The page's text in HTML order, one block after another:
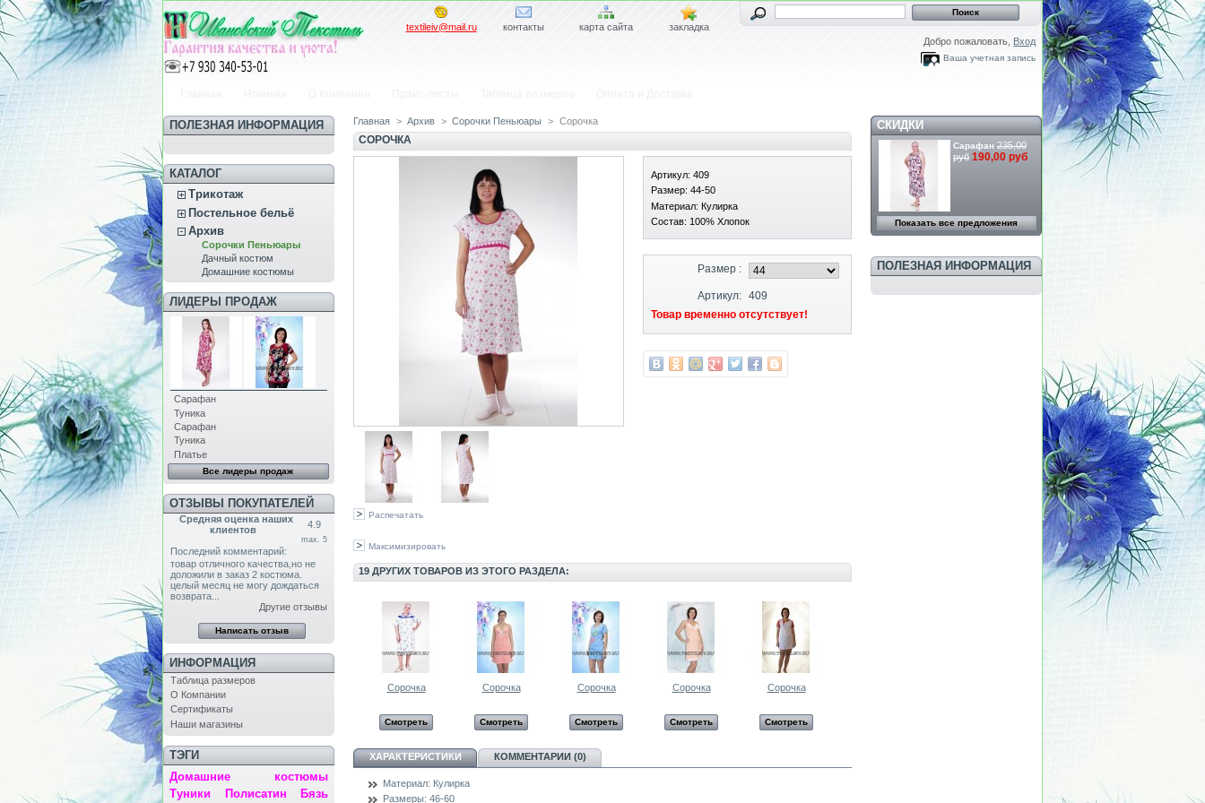
textileiv@mail.ru контакты карта сайта
закладка
Добро пожаловать,Вход
Ваша учетная запись
ПОЛЕЗНАЯ ИНФОРМАЦИЯ
КАТАЛОГ
Трикотаж
Постельное бельё
Архив
Сорочки Пеньюары
Дачный костюм
Домашние костюмы
ЛИДЕРЫ ПРОДАЖ
Сарафан
Туника
Сарафан
Туника
Платье
Все лидеры продаж
ОТЗЫВЫ ПОКУПАТЕЛЕЙ
Средняя оценка наших
клиентов
4.9
max. 5
Последний комментарий:
товар отличного качества,но не
доложили в заказ 2 костюма.
целый месяц не могу дождаться
возврата...
Другие отзывы
ИНФОРМАЦИЯ
Таблица размеров
О Компании
Сертификаты
Наши магазины
ТЭГИ
Домашние костюмы
Туники
Полисатин Бязь
Главная > Архив > Сорочки Пеньюары > Сорочка
СОРОЧКА
Распечатать
Максимизировать
Артикул: 409
Размер: 44-50
Материал: Кулирка
Состав: 100% Хлопок
Размер :
Артикул:
409
Товар временно отсутствует!
19 ДРУГИХ ТОВАРОВ ИЗ ЭТОГО РАЗДЕЛА:
Сорочка
Смотреть
Сорочка
Смотреть
Сорочка
Смотреть
Сорочка
Смотреть
Сорочка
Смотреть
ХАРАКТЕРИСТИКИ КОММЕНТАРИИ (0)
Материал: Кулирка
Размеры: 46-60
СКИДКИ
Сарафан 235,00
руб 190,00 руб
Показать все предложения
ПОЛЕЗНАЯ ИНФОРМАЦИЯ